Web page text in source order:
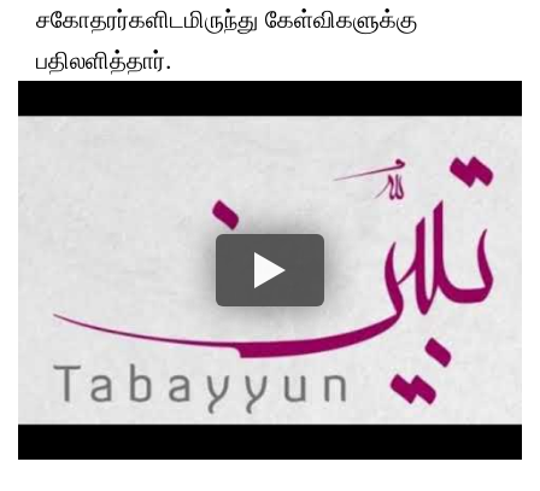
சகோதரர்களிடமிருந்து கேள்விகளுக்கு
பதிலளித்தார்.